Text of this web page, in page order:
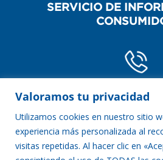
Valoramos tu privacidad
Utilizamos cookies en nuestro sitio
experiencia más personalizada al
visitas repetidas. Al hacer clic en
SERVICIO DE
0800-888-2254